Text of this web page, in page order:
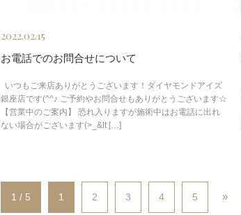
2022.02.15
お電話でのお問合せについて
いつもご来店ありがとうございます！ダイヤモンドアイズ
銀座店です(^^♪ ご予約やお問合せもありがとうございます☆
【営業中のご案内】 恐れ入りますが施術中はお電話に出れ
ない場合がございます(>_&lt […]
1 / 5 1 2 3 4 5 »